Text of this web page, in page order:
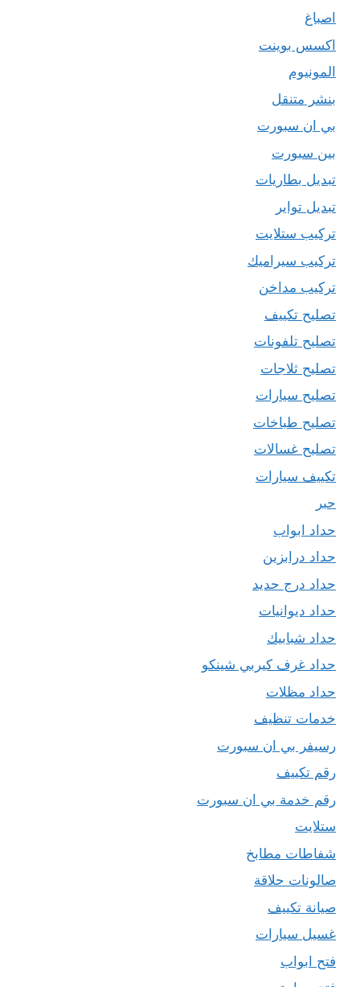
اصباغ
اكسس بوينت
المونيوم
بنشر متنقل
بي ان سبورت
بين سبورت
تبديل بطاريات
تبديل تواير
تركيب ستلايت
تركيب سيراميك
تركيب مداخن
تصليح تكييف
تصليح تلفونات
تصليح ثلاجات
تصليح سيارات
تصليح طباخات
تصليح غسالات
تكييف سيارات
حبر
حداد ابواب
حداد درابزين
حداد درج حديد
حداد ديوانيات
حداد شبابيك
حداد غرف كيربي شينكو
حداد مظلات
خدمات تنظيف
رسيفر بي ان سبورت
رقم تكييف
رقم خدمة بي ان سبورت
ستلايت
شفاطات مطابخ
صالونات حلاقة
صيانة تكييف
غسيل سيارات
فتح ابواب